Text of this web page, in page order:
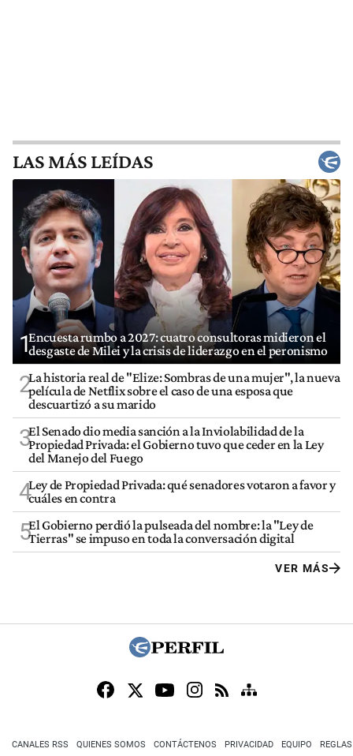
LAS MÁS LEÍDAS
1Encuesta rumbo a 2027: cuatro consultoras midieron el
desgaste de Milei y la crisis de liderazgo en el peronismo
2La historia real de "Elize: Sombras de una mujer", la nueva
película de Netflix sobre el caso de una esposa que
descuartizó a su marido
3El Senado dio media sanción a la Inviolabilidad de la
Propiedad Privada: el Gobierno tuvo que ceder en la Ley
del Manejo del Fuego
4Ley de Propiedad Privada: qué senadores votaron a favor y
cuáles en contra
5El Gobierno perdió la pulseada del nombre: la "Ley de
Tierras" se impuso en toda la conversación digital
VER MÁS
CANALES RSS QUIENES SOMOS CONTÁCTENOS PRIVACIDAD EQUIPO